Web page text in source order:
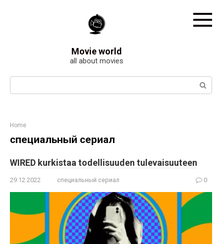
Movie world
all about movies
Search:
Home
специальный сериал
WIRED kurkistaa todellisuuden tulevaisuuteen
29.12.2022 специальный сериал 0